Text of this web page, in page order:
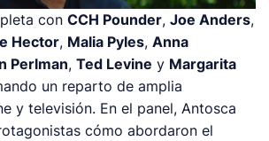
conCCH Pounder,Joe Anders,
Hector, Malia Pyles,Anna
Perlman,Ted Levine y Margarita
un reparto de amplia
y televisión. En el panel, Antosca
cómo abordaron el